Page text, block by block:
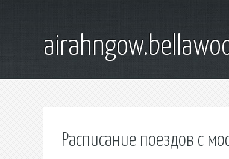
Расписание поездов с